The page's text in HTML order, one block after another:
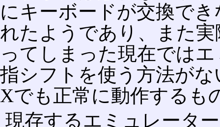
にキーボードが交換で
れたようであり、また
ってしまった現在では
指シフトを使う方法がな
Xでも正常に動作するも
現存するエミュレータ